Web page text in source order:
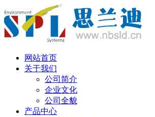
网站首页
关于我们
公司简介
企业文化
公司全貌
产品中心